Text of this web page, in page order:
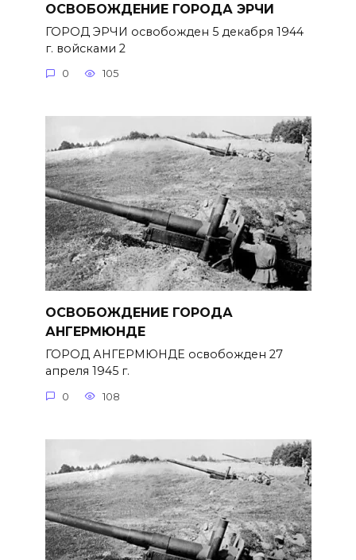
ОСВОБОЖДЕНИЕ ГОРОДА ЭРЧИ
ГОРОД ЭРЧИ освобожден 5 декабря 1944
г. войсками 2
0 105
ОСВОБОЖДЕНИЕ ГОРОДА
АНГЕРМЮНДЕ
ГОРОД АНГЕРМЮНДЕ освобожден 27
апреля 1945 г.
0 108